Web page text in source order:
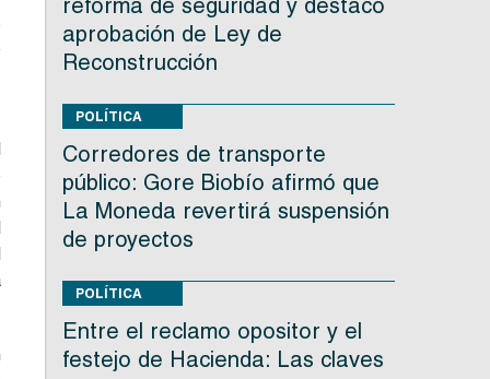
reforma de seguridad y destacó
aprobación de Ley de
Reconstrucción
POLÍTICA
Corredores de transporte
público: Gore Biobío afirmó que
La Moneda revertirá suspensión
de proyectos
POLÍTICA
Entre el reclamo opositor y el
festejo de Hacienda: Las claves